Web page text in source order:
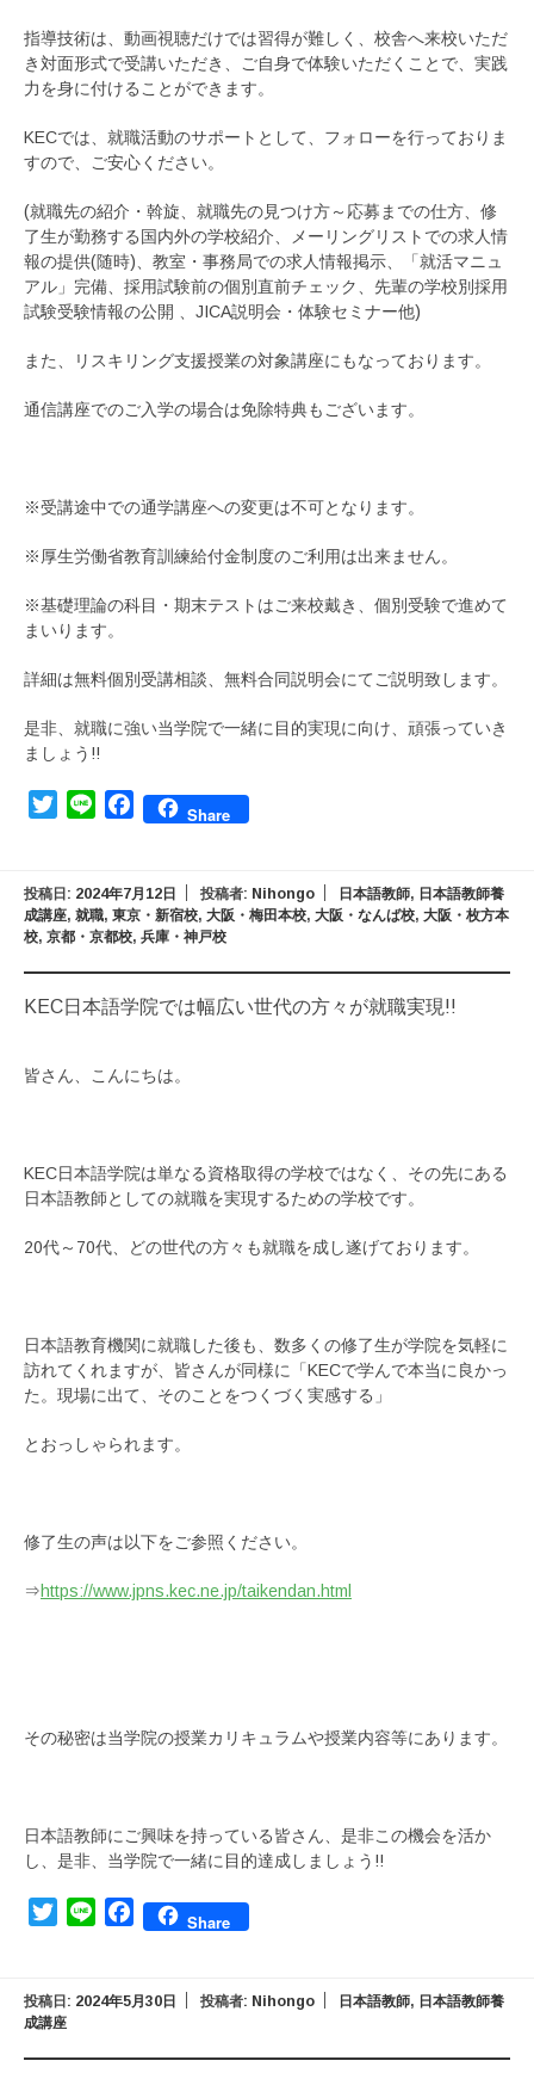
指導技術は、動画視聴だけでは習得が難しく、校舎へ来校いただ
き対面形式で受講いただき、ご自身で体験いただくことで、実践
力を身に付けることができます。
KECでは、就職活動のサポートとして、フォローを行っておりま
すので、ご安心ください。
(就職先の紹介・斡旋、就職先の見つけ方～応募までの仕方、修
了生が勤務する国内外の学校紹介、メーリングリストでの求人情
報の提供(随時)、教室・事務局での求人情報掲示、「就活マニュ
アル」完備、採用試験前の個別直前チェック、先輩の学校別採用
試験受験情報の公開 、JICA説明会・体験セミナー他)
また、リスキリング支援授業の対象講座にもなっております。
通信講座でのご入学の場合は免除特典もございます。
※受講途中での通学講座への変更は不可となります。
※厚生労働省教育訓練給付金制度のご利用は出来ません。
※基礎理論の科目・期末テストはご来校戴き、個別受験で進めて
まいります。
詳細は無料個別受講相談、無料合同説明会にてご説明致します。
是非、就職に強い当学院で一緒に目的実現に向け、頑張っていき
ましょう!!
TwitterLine FacebookShare
投稿日: 2024年7月12日 投稿者: Nihongo 日本語教師, 日本語教師養
成講座, 就職, 東京・新宿校, 大阪・梅田本校, 大阪・なんば校, 大阪・枚方本
校, 京都・京都校, 兵庫・神戸校
KEC日本語学院では幅広い世代の方々が就職実現!!
皆さん、こんにちは。
KEC日本語学院は単なる資格取得の学校ではなく、その先にある
日本語教師としての就職を実現するための学校です。
20代～70代、どの世代の方々も就職を成し遂げております。
日本語教育機関に就職した後も、数多くの修了生が学院を気軽に
訪れてくれますが、皆さんが同様に「KECで学んで本当に良かっ
た。現場に出て、そのことをつくづく実感する」
とおっしゃられます。
修了生の声は以下をご参照ください。
⇒https://www.jpns.kec.ne.jp/taikendan.html
その秘密は当学院の授業カリキュラムや授業内容等にあります。
日本語教師にご興味を持っている皆さん、是非この機会を活か
し、是非、当学院で一緒に目的達成しましょう!!
TwitterLine FacebookShare
投稿日: 2024年5月30日 投稿者: Nihongo 日本語教師, 日本語教師養
成講座